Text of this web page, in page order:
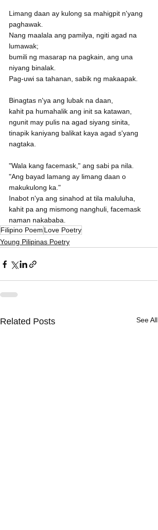
Limang daan ay kulong sa mahigpit n'yang
paghawak.
Nang maalala ang pamilya, ngiti agad na
lumawak;
bumili ng masarap na pagkain, ang una
niyang binalak.
Pag-uwi sa tahanan, sabik ng makaapak.
Binagtas n'ya ang lubak na daan,
kahit pa humahalik ang init sa katawan,
ngunit may pulis na agad siyang sinita,
tinapik kaniyang balikat kaya agad s'yang
nagtaka.
"Wala kang facemask," ang sabi pa nila.
"Ang bayad lamang ay limang daan o
makukulong ka."
Inabot n'ya ang sinahod at tila maluluha,
kahit pa ang mismong nanghuli, facemask
naman nakababa.
Filipino Poem Love Poetry
Young Pilipinas Poetry
Related Posts See All